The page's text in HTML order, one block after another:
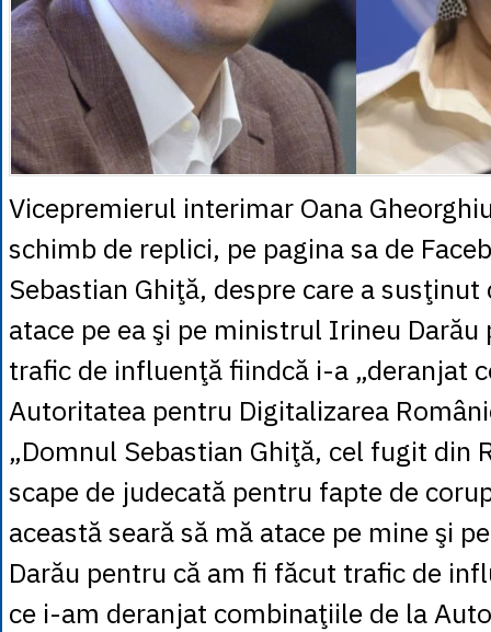
Vicepremierul interimar Oana
schimb de replici, pe pagina sa de
Sebastian Ghiţă, despre care a susţinut
atace pe ea şi pe ministrul Irineu
trafic de influenţă fiindcă i-a „deranjat
Autoritatea pentru Digitalizarea
„Domnul Sebastian Ghiţă, cel fugit din
scape de judecată pentru fapte de
această seară să mă atace pe mine şi
Darău pentru că am fi făcut trafic de
ce i-am deranjat combinaţiile de la